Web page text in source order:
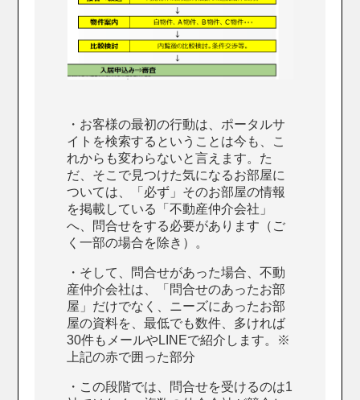
・お客様の最初の行動は、ポータルサ
イトを検索するということは今も、こ
れからも変わらないと言えます。た
だ、そこで見つけた気になるお部屋に
ついては、「必ず」そのお部屋の情報
を掲載している「不動産仲介会社」
へ、問合せをする必要があります（ご
く一部の場合を除き）。
・そして、問合せがあった場合、不動
産仲介会社は、「問合せのあったお部
屋」だけでなく、ニーズにあったお部
屋の資料を、最低でも数件、多ければ
30件もメールやLINEで紹介します。※
上記の赤で囲った部分
・この段階では、問合せを受けるのは1